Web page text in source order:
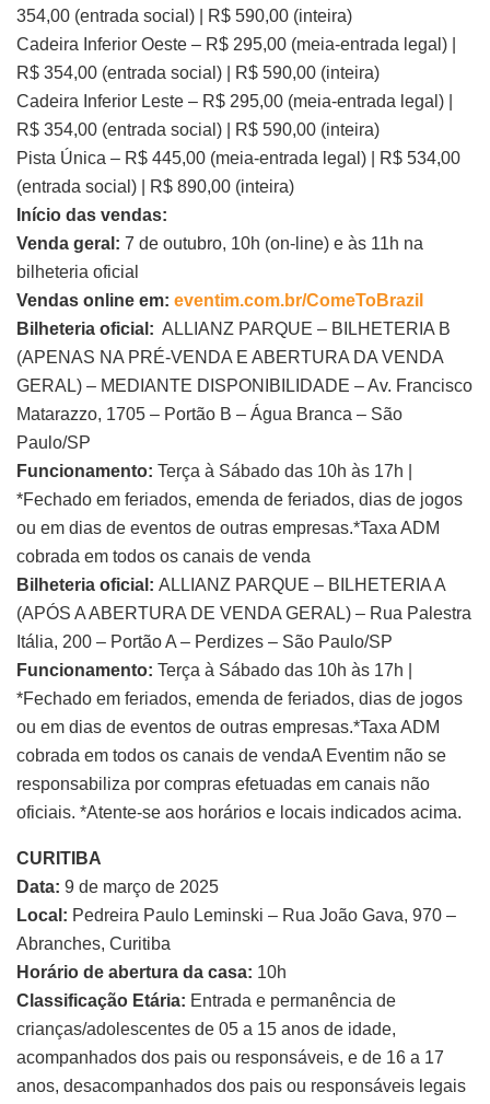
354,00 (entrada social) | R$ 590,00 (inteira)
Cadeira Inferior Oeste – R$ 295,00 (meia-entrada legal) |
R$ 354,00 (entrada social) | R$ 590,00 (inteira)
Cadeira Inferior Leste – R$ 295,00 (meia-entrada legal) |
R$ 354,00 (entrada social) | R$ 590,00 (inteira)
Pista Única – R$ 445,00 (meia-entrada legal) | R$ 534,00
(entrada social) | R$ 890,00 (inteira)
Início das vendas:
Venda geral: 7 de outubro, 10h (on-line) e às 11h na
bilheteria oficial
Vendas online em: eventim.com.br/ComeToBrazil
Bilheteria oficial: ALLIANZ PARQUE – BILHETERIA B
(APENAS NA PRÉ-VENDA E ABERTURA DA VENDA
GERAL) – MEDIANTE DISPONIBILIDADE – Av. Francisco
Matarazzo, 1705 – Portão B – Água Branca – São
Paulo/SP
Funcionamento: Terça à Sábado das 10h às 17h |
*Fechado em feriados, emenda de feriados, dias de jogos
ou em dias de eventos de outras empresas.*Taxa ADM
cobrada em todos os canais de venda
Bilheteria oficial: ALLIANZ PARQUE – BILHETERIA A
(APÓS A ABERTURA DE VENDA GERAL) – Rua Palestra
Itália, 200 – Portão A – Perdizes – São Paulo/SP
Funcionamento: Terça à Sábado das 10h às 17h |
*Fechado em feriados, emenda de feriados, dias de jogos
ou em dias de eventos de outras empresas.*Taxa ADM
cobrada em todos os canais de vendaA Eventim não se
responsabiliza por compras efetuadas em canais não
oficiais. *Atente-se aos horários e locais indicados acima.
CURITIBA
Data: 9 de março de 2025
Local: Pedreira Paulo Leminski – Rua João Gava, 970 –
Abranches, Curitiba
Horário de abertura da casa: 10h
Classificação Etária: Entrada e permanência de
crianças/adolescentes de 05 a 15 anos de idade,
acompanhados dos pais ou responsáveis, e de 16 a 17
anos, desacompanhados dos pais ou responsáveis legais